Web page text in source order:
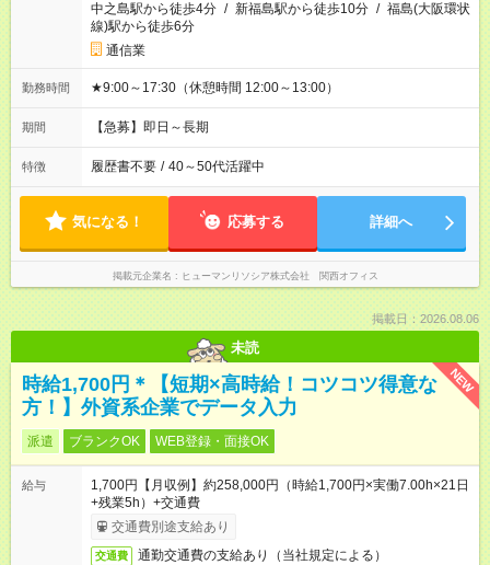
中之島駅から徒歩4分 / 新福島駅から徒歩10分 / 福島(大阪環状
線)駅から徒歩6分
通信業
勤務時間 ★9:00～17:30（休憩時間 12:00～13:00）
期間 【急募】即日～長期
特徴 履歴書不要 / 40～50代活躍中
気になる！ 応募する 詳細へ
掲載元企業名 ヒューマンリソシア株式会社 関西オフィス
掲載日：2026.08.06
未読
NEW
時給1,700円＊【短期×高時給！コツコツ得意な
方！】外資系企業でデータ入力
派遣 ブランクOK WEB登録・面接OK
給与
1,700円【月収例】約258,000円（時給1,700円×実働7.00h×21日
+残業5h）+交通費
交通費別途支給あり
交通費 通勤交通費の支給あり（当社規定による）